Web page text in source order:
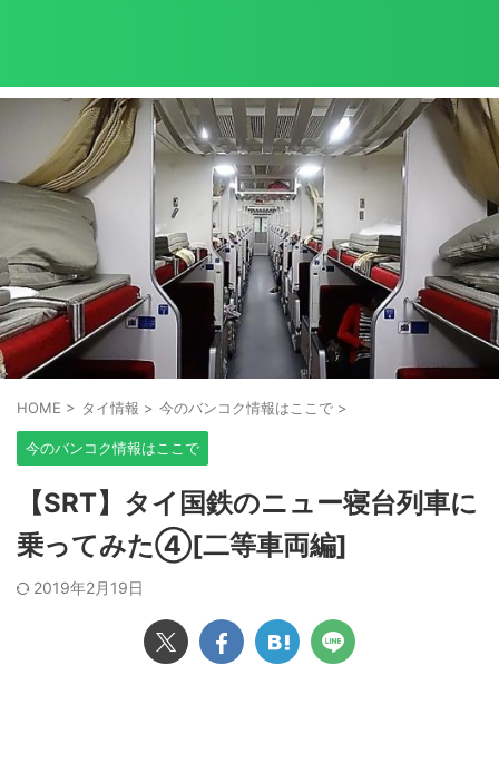
HOME > タイ情報 > 今のバンコク情報はここで >
今のバンコク情報はここで
【SRT】タイ国鉄のニュー寝台列車に
乗ってみた④[二等車両編]
2019年2月19日